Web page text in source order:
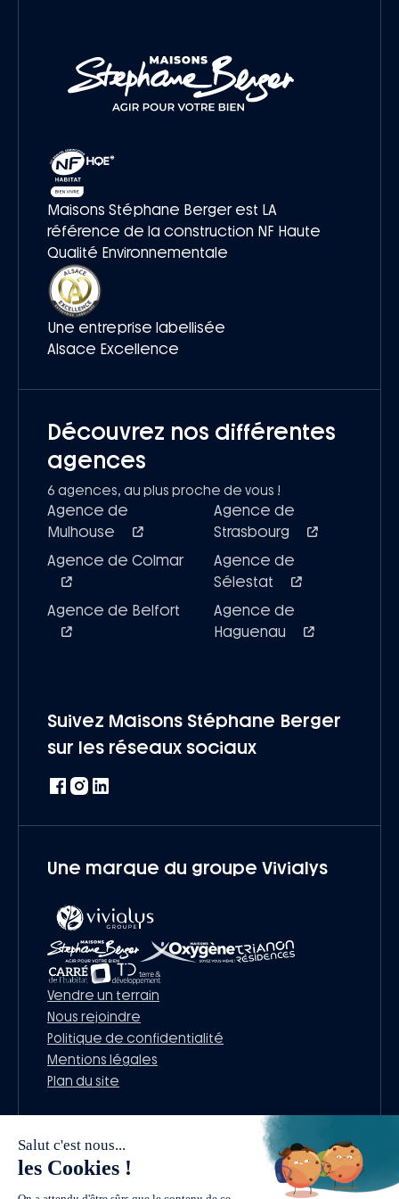
Maisons Stéphane Berger est LA
référence de la construction NF Haute
Qualité Environnementale
Une entreprise labellisée
Alsace Excellence
Découvrez nos différentes
agences
6 agences, au plus proche de vous !
Agence de
Mulhouse
Agence de
Strasbourg
Agence de Colmar
Agence de
Sélestat
Agence de Belfort
Agence de
Haguenau
Suivez Maisons Stéphane Berger
sur les réseaux sociaux
Une marque du groupe Vivialys
Vendre un terrain
Nous rejoindre
Politique de confidentialité
Mentions légales
Plan du site